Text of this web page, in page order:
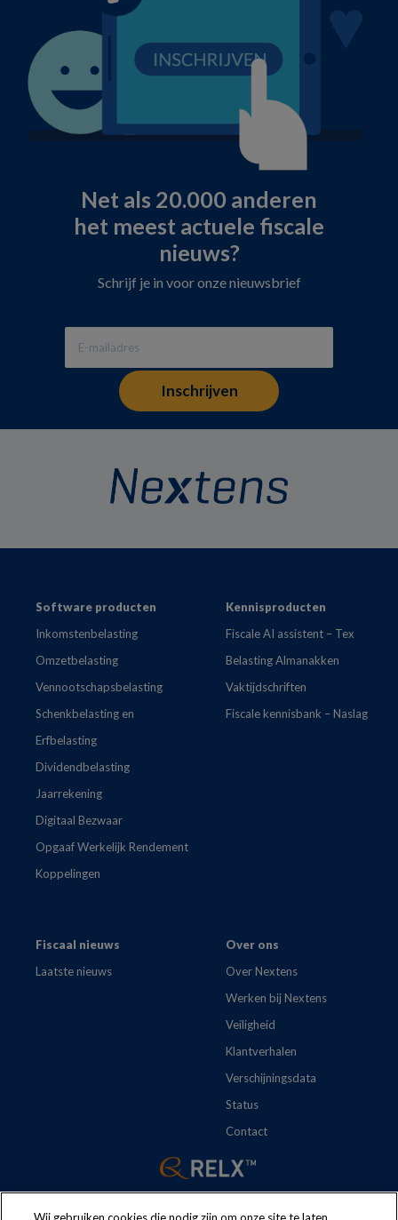
Net als 20.000 anderen
het meest actuele fiscale
nieuws?
Schrijf je in voor onze nieuwsbrief
FooterSoftware producten
Inkomstenbelasting
Omzetbelasting
Vennootschapsbelasting
Schenkbelasting en
Erfbelasting
Dividendbelasting
Jaarrekening
Digitaal Bezwaar
Opgaaf Werkelijk Rendement
Koppelingen
Kennisproducten
Fiscale AI assistent – Tex
Belasting Almanakken
Vaktijdschriften
Fiscale kennisbank – Naslag
Fiscaal nieuws
Laatste nieuws
Over ons
Over Nextens
Werken bij Nextens
Veiligheid
Klantverhalen
Verschijningsdata
Status
Contact